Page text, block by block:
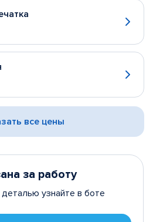
все цены
за работу
узнайте в боте